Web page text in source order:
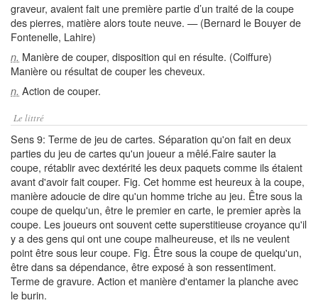
graveur, avaient fait une première partie d’un traité de la coupe
des pierres, matière alors toute neuve. — (Bernard le Bouyer de
Fontenelle, Lahire)
n. Manière de couper, disposition qui en résulte. (Coiffure)
Manière ou résultat de couper les cheveux.
n. Action de couper.
Le littré
Sens 9: Terme de jeu de cartes. Séparation qu'on fait en deux
parties du jeu de cartes qu'un joueur a mêlé.Faire sauter la
coupe, rétablir avec dextérité les deux paquets comme ils étaient
avant d'avoir fait couper. Fig. Cet homme est heureux à la coupe,
manière adoucie de dire qu'un homme triche au jeu. Être sous la
coupe de quelqu'un, être le premier en carte, le premier après la
coupe. Les joueurs ont souvent cette superstitieuse croyance qu'il
y a des gens qui ont une coupe malheureuse, et ils ne veulent
point être sous leur coupe. Fig. Être sous la coupe de quelqu'un,
être dans sa dépendance, être exposé à son ressentiment.
Terme de gravure. Action et manière d'entamer la planche avec
le burin.